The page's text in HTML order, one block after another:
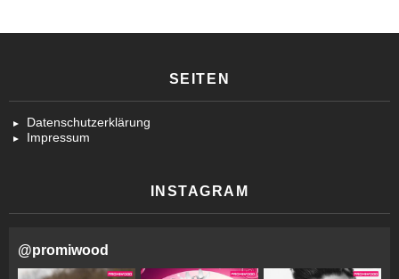
SEITEN
Datenschutzerklärung
Impressum
INSTAGRAM
@promiwood